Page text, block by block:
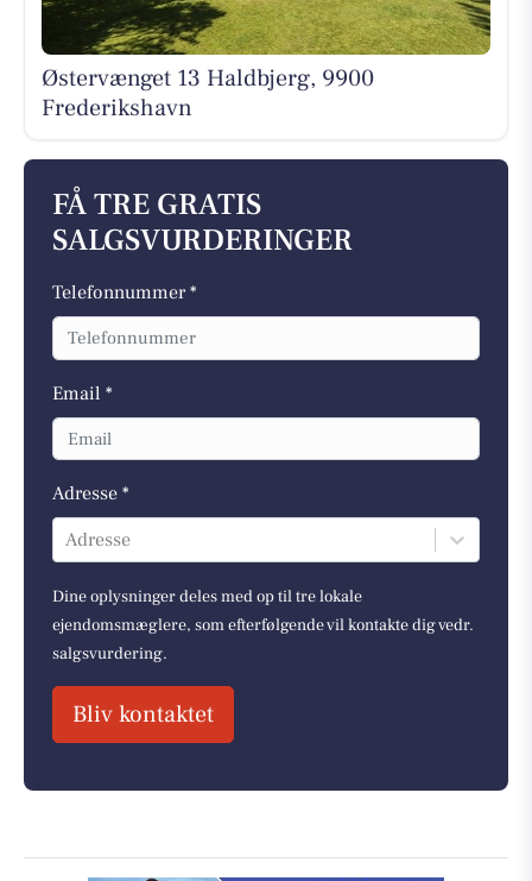
Østervænget 13 Haldbjerg, 9900
Frederikshavn
FÅ TRE GRATIS
SALGSVURDERINGER
Telefonnummer *
Email *
Adresse *
Adresse
Dine oplysninger deles med op til tre lokale
ejendomsmæglere, som efterfølgende vil kontakte dig vedr.
salgsvurdering.
Bliv kontaktet